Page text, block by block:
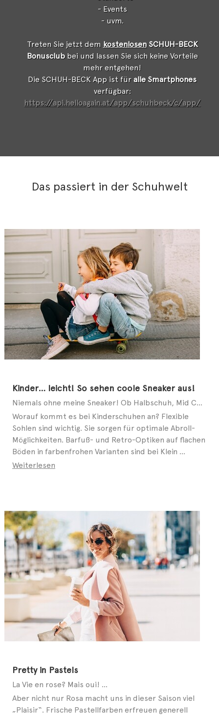
- Events
- uvm.
Treten Sie jetzt dem kostenlosenSCHUH-BECK
Bonusclubbei und lassen Sie sich keine Vorteile
mehr entgehen!
Die SCHUH-BECK App ist füralle Smartphones
verfügbar:
https://api.helloagain.at/app/schuhbeck/c/app/
Das passiert in der Schuhwelt
Kinder… leicht! So sehen coole Sneaker aus!
Niemals ohne meine Sneaker! Ob Halbschuh, Mid Cut oder Slip-on – auch bei modebewussten Kids geht ...
Worauf kommt es bei Kinderschuhen an? Flexible
Sohlen sind wichtig. Sie sorgen für optimale Abroll-
Möglichkeiten. Barfuß- und Retro-Optiken auf flachen
Böden in farbenfrohen Varianten sind bei Klein ...
Weiterlesen
Pretty in Pastels
La Vie en rose? Mais oui! ...
Aber nicht nur Rosa macht uns in dieser Saison viel
„Plaisir“. Frische Pastellfarben erfreuen generell